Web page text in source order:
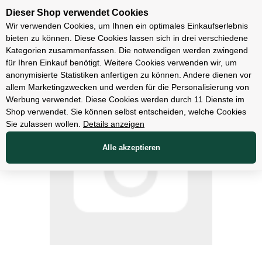
Unsere Filialen
Bekleidung
Dieser Shop verwendet Cookies
Wir verwenden Cookies, um Ihnen ein optimales Einkaufserlebnis
bieten zu können. Diese Cookies lassen sich in drei verschiedene
Kategorien zusammenfassen. Die notwendigen werden zwingend
für Ihren Einkauf benötigt. Weitere Cookies verwenden wir, um
anonymisierte Statistiken anfertigen zu können. Andere dienen vor
allem Marketingzwecken und werden für die Personalisierung von
Werbung verwendet. Diese Cookies werden durch 11 Dienste im
Shop verwendet. Sie können selbst entscheiden, welche Cookies
Sie zulassen wollen.
Details anzeigen
Alle akzeptieren